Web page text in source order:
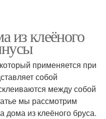
из клеёного
применяется при
собой
между собой
мы рассмотрим
дома из клеёного бруса.